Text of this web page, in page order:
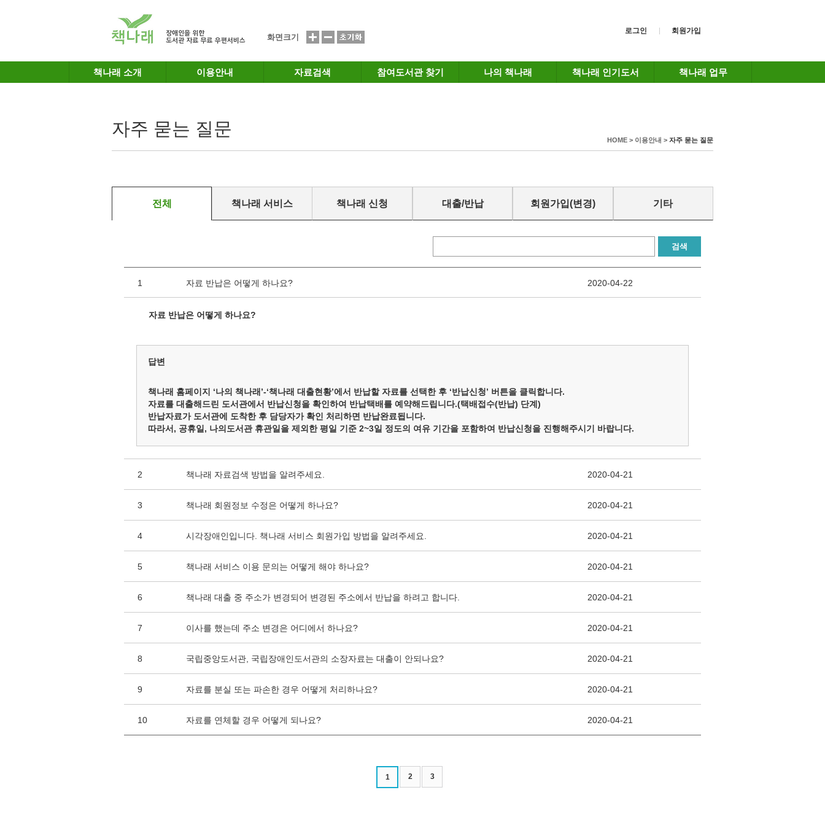
화면크기
로그인 회원가입
책나래 소개 이용안내 자료검색 참여도서관 찾기 나의 책나래 책나래 인기도서 책나래 업무
자주 묻는 질문
HOME > 이용안내 > 자주 묻는 질문
전체 책나래 서비스 책나래 신청 대출/반납 회원가입(변경) 기타
검색
1 자료 반납은 어떻게 하나요? 2020-04-22
자료 반납은 어떻게 하나요?
답변
책나래 홈페이지 ‘나의 책나래’-‘책나래 대출현황’에서 반납할 자료를 선택한 후 ‘반납신청’ 버튼을 클릭합니다.
자료를 대출해드린 도서관에서 반납신청을 확인하여 반납택배를 예약해드립니다.(택배접수(반납) 단계)
반납자료가 도서관에 도착한 후 담당자가 확인 처리하면 반납완료됩니다.
따라서, 공휴일, 나의도서관 휴관일을 제외한 평일 기준 2~3일 정도의 여유 기간을 포함하여 반납신청을 진행해주시기 바랍니다.
2 책나래 자료검색 방법을 알려주세요. 2020-04-21
3 책나래 회원정보 수정은 어떻게 하나요? 2020-04-21
4 시각장애인입니다. 책나래 서비스 회원가입 방법을 알려주세요. 2020-04-21
5 책나래 서비스 이용 문의는 어떻게 해야 하나요? 2020-04-21
6 책나래 대출 중 주소가 변경되어 변경된 주소에서 반납을 하려고 합니다. 2020-04-21
7 이사를 했는데 주소 변경은 어디에서 하나요? 2020-04-21
8 국립중앙도서관, 국립장애인도서관의 소장자료는 대출이 안되나요? 2020-04-21
9 자료를 분실 또는 파손한 경우 어떻게 처리하나요? 2020-04-21
10 자료를 연체할 경우 어떻게 되나요? 2020-04-21
1 2 3